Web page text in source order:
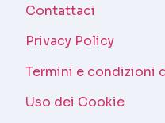
Contattaci
Privacy Policy
Termini e condizioni
Uso dei Cookie